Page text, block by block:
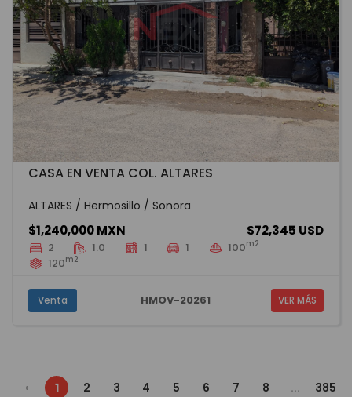
CASA EN VENTA COL. ALTARES
ALTARES / Hermosillo / Sonora
$1,240,000 MXN $72,345 USD
2 1.0 1 1 100m2
120m2
Venta HMOV-20261 VER MÁS
‹ 1 2 3 4 5 6 7 8 ...
385